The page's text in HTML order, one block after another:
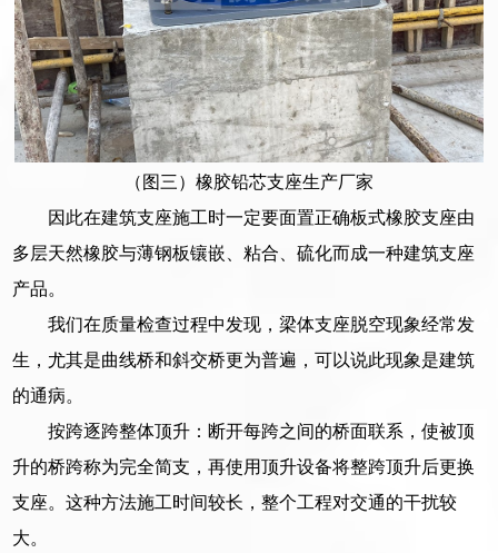
（图三）橡胶铅芯支座生产厂家
因此在建筑支座施工时一定要面置正确板式橡胶支座由
多层天然橡胶与薄钢板镶嵌、粘合、硫化而成一种建筑支座
产品。
我们在质量检查过程中发现，梁体支座脱空现象经常发
生，尤其是曲线桥和斜交桥更为普遍，可以说此现象是建筑
的通病。
按跨逐跨整体顶升：断开每跨之间的桥面联系，使被顶
升的桥跨称为完全简支，再使用顶升设备将整跨顶升后更换
支座。这种方法施工时间较长，整个工程对交通的干扰较
大。